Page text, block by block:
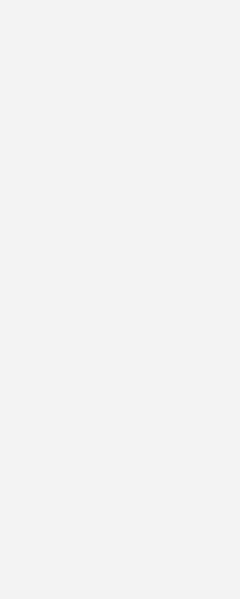
gebündelt und
ich damit einverstanden, über
und eine Abmeldung ist
mit Daten finden Sie